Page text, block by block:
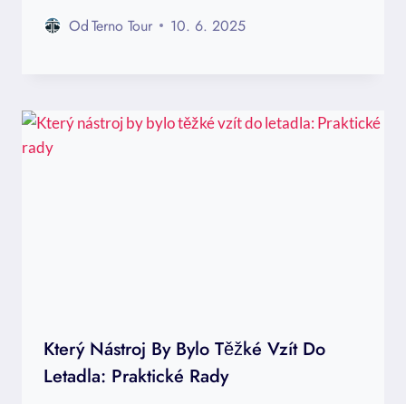
OdTerno Tour 10. 6. 2025
Který Nástroj By Bylo Těžké Vzít Do
Letadla: Praktické Rady